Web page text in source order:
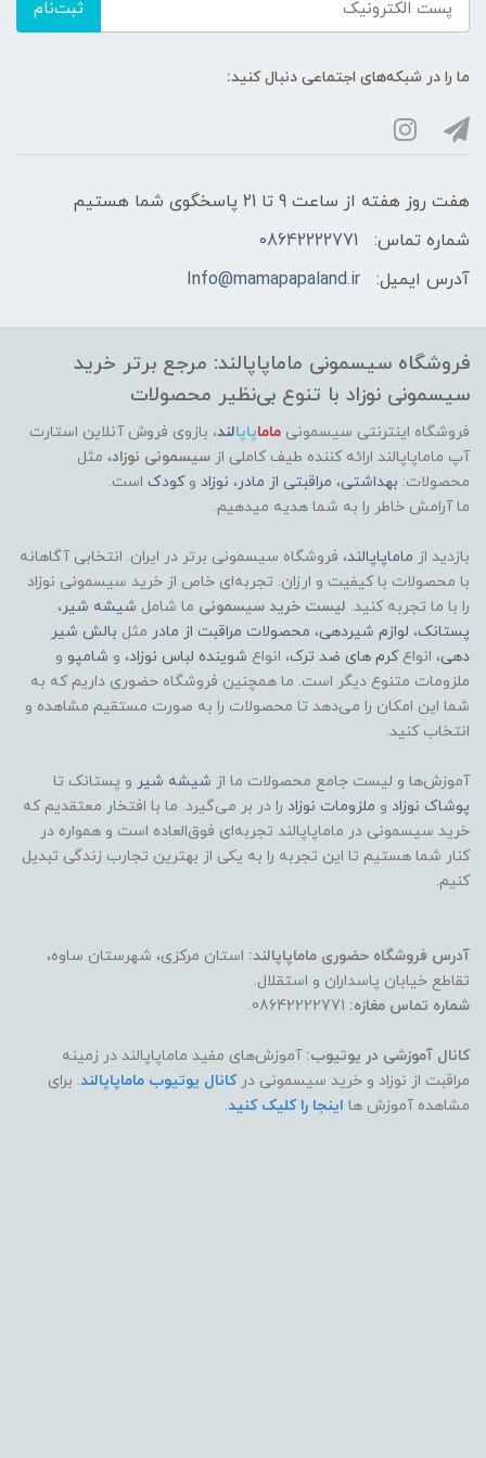
ثبت‌نام
ما را در شبکه‌های اجتماعی دنبال کنید:
هفت روز هفته از ساعت 9 تا 21 پاسخگوی شما هستیم
شماره تماس:
08642222771
آدرس ایمیل:
Info@mamapapaland.ir
فروشگاه سیسمونی ماماپاپالند: مرجع برتر خرید
سیسمونی نوزاد با تنوع بی‌نظیر محصولات
فروشگاه اینترنتی سیسمونی ماماپاپالند، بازوی فروش آنلاین استارت
آپ ماماپاپالند ارائه کننده طیف کاملی از سیسمونی نوزاد، مثل
محصولات: بهداشتی، مراقبتی از مادر، نوزاد وکودک است.
ما آرامش خاطر را به شما هدیه میدهیم.
بازدید از ماماپاپالند، فروشگاه سیسمونی برتر در ایران. انتخابی آگاهانه
با محصولات با کیفیت و ارزان. تجربه‌ای خاص از خرید سیسمونی نوزاد
را با ما تجربه کنید. لیست خرید سیسمونی ما شامل شیشه شیر،
پستانک، لوازم شیردهی، محصولات مراقبت از مادر مثل بالش شیر
دهی، انواعکرم های ضد ترک، انواع شوینده لباس نوزاد، و شامپو و
ملزومات متنوع دیگر است. ما همچنین فروشگاه حضوری داریم که به
شما این امکان را می‌دهد تا محصولات را به صورت مستقیم مشاهده و
انتخاب کنید.
آموزش‌ها و لیست جامع محصولات ما از شیشه شیر و پستانک تا
پوشاک نوزاد و ملزومات نوزاد را در بر می‌گیرد. ما با افتخار معتقدیم که
خرید سیسمونی در ماماپاپالند تجربه‌ای فوق‌العاده است و همواره در
کنار شما هستیم تا این تجربه را به یکی از بهترین تجارب زندگی تبدیل
کنیم.
آدرس فروشگاه حضوری ماماپاپالند: استان مرکزی، شهرستان ساوه،
تقاطع خیابان پاسداران و استقلال.
شماره تماس مغازه:
کانال آموزشی در یوتیوب: آموزش‌های مفید ماماپاپالند در زمینه
مراقبت از نوزاد و خرید سیسمونی درکانال یوتیوب ماماپاپالند. برای
مشاهده آموزش ها اینجا را کلیک کنید.